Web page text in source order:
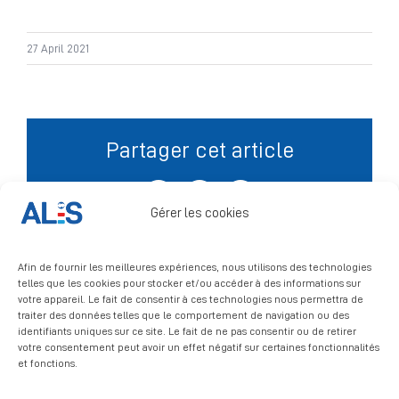
Gérer les cookies
Afin de fournir les meilleures expériences, nous utilisons des technologies
telles que les cookies pour stocker et/ou accéder à des informations sur
votre appareil. Le fait de consentir à ces technologies nous permettra de
traiter des données telles que le comportement de navigation ou des
identifiants uniques sur ce site. Le fait de ne pas consentir ou de retirer
votre consentement peut avoir un effet négatif sur certaines fonctionnalités
et fonctions.
Signalement
27 April 2021
Partager cet article